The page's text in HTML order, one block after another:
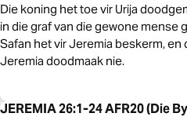
Die koning het toe vir Urija
in die graf van die gewone mense
Safan het vir Jeremia beskerm, en
Jeremia doodmaak nie.
JEREMIA 26:1-24 AFR20 (Die